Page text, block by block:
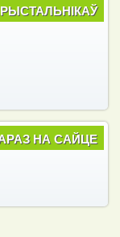
НА САЙЦЕ